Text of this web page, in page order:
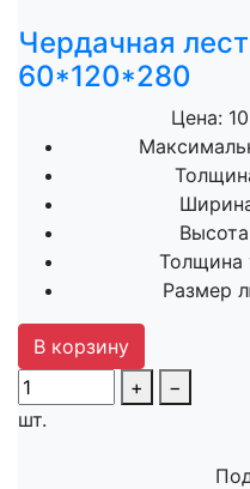
Чердачная
60*120*280
Цена:
Толщина
Размер
В корзину
+
−
шт.